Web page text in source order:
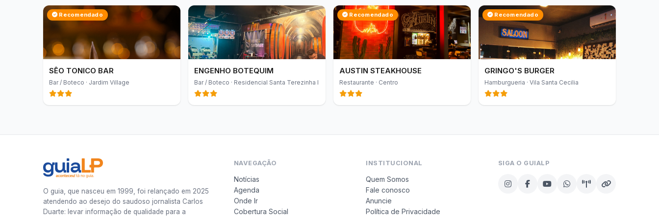
Recomendado
SÊO TONICO BAR
Bar / Boteco · Jardim Village
ENGENHO BOTEQUIM
Bar / Boteco · Residencial Santa Terezinha I
Recomendado
AUSTIN STEAKHOUSE
Restaurante · Centro
Recomendado
GRINGO'S BURGER
Hamburgueria · Vila Santa Cecilia
O guia, que nasceu em 1999, foi relançado em 2025
atendendo ao desejo do saudoso jornalista Carlos
Duarte: levar informação de qualidade para a
NAVEGAÇÃO
Notícias
Agenda
Onde Ir
Cobertura Social
INSTITUCIONAL
Quem Somos
Fale conosco
Anuncie
Política de Privacidade
SIGA O GUIALP